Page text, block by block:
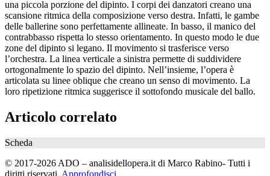
una piccola porzione del dipinto. I corpi dei danzatori creano una
scansione ritmica della composizione verso destra. Infatti, le gambe
delle ballerine sono perfettamente allineate. In basso, il manico del
contrabbasso rispetta lo stesso orientamento. In questo modo le due
zone del dipinto si legano. Il movimento si trasferisce verso
l’orchestra. La linea verticale a sinistra permette di suddividere
ortogonalmente lo spazio del dipinto. Nell’insieme, l’opera è
articolata su linee oblique che creano un senso di movimento. La
loro ripetizione ritmica suggerisce il sottofondo musicale del ballo.
Articolo correlato
Scheda
© 2017-2026 ADO – analisidellopera.it di Marco Rabino- Tutti i
diritti riservati. Approfondisci